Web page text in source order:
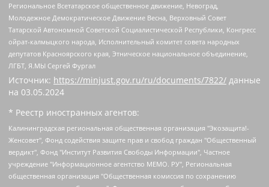
Региональное Всетатарское общественное движение, Невоград,
Молодежное Демократическое Движение Весна, Верховный Совет
Татарской Автономной Советской Социалистической Республики, Конгресс
ойрат-калмыцкого народа, Исполнительный комитет совета народных
депутатов Красноярского края, Этническое национальное объединение,
ЛГБТ, Я.МЫ Сергей Фургал
Источник: https://minjust.gov.ru/ru/documents/7822/ данные
на 03.05.2024
* Реестр иностранных агентов:
Калининградская региональная общественная организация "Экозащита!-Женсовет", Фонд содействия защите прав и свобод граждан "Общественный вердикт", Фонд "Институт Развития Свободы Информации", Частное учреждение "Информационное агентство МЕМО. РУ", Региональная общественная организация "Общественная комиссия по сохранению наследия академика Сахарова", Фонд поддержки свободы прессы, Санкт-Петербургская общественная правозащитная организация "Гражданский контроль", Межрегиональная общественная организация "Информационно-просветительский центр "Мемориал", Региональный Фонд "Центр Защиты Прав Средств Массовой Информации", с 05.12.2023 Фонд "Центр Защиты Прав Средств массовой информации", Региональная общественная благотворительная организация помощи беженцам и мигрантам "Гражданское содействие", Негосударственное образовательное учреждение дополнительного профессионального образования (повышение квалификации) специалистов "АКАДЕМИЯ ПО ПРАВАМ ЧЕЛОВЕКА", Свердловская региональная общественная организация "Сутяжник", Автономная некоммерческая организация "Центр независимых социологических исследований", Союз общественных объединений "Российский исследовательский центр по правам человека", Региональное общественное учреждение научно-информационный центр "МЕМОРИАЛ", Некоммерческая организация "Фонд защиты гласности", Автономная некоммерческая организация "Институт прав человека", Городская общественная организация "Екатеринбургское общество "МЕМОРИАЛ", Городская общественная организация "Рязанское историко-просветительское и правозащитное общество "Мемориал" (Рязанский Мемориал), Челябинский региональный орган общественной самодеятельности – женское общественное объединение "Женщины Евразии", Челябинский региональный орган общественной самодеятельности "Уральская правозащитная группа", Фонд содействия защите здоровья и социальной справедливости имени Андрея Рылькова, Автономная Некоммерческая Организация "Аналитический Центр Юрия Левады", Автономная некоммерческая организация социальной поддержки населения "Проект Апрель", Региональная общественная организация помощи женщинам и детям, находящимся в кризисной ситуации "Информационно-методический центр "Анна", Фонд содействия развитию массовых коммуникаций и правовому просвещению "Так-так-Так", Фонд содействия устойчивому развитию "Серебряная тайга", Свердловский региональный общественный фонд социальных проектов "Новое время", "Idel.Реалии", Кавказ.Реалии, Крым.Реалии, Телеканал Настоящее Время, Татаро-башкирская служба Радио Свобода (Azatliq Radiosi), Радио Свободная Европа/Радио Свобода (PCE/PC), "Сибирь.Реалии", "Фактограф", Благотворительный фонд помощи осужденным и их семьям, Автономная некоммерческая организация "Институт глобализации и социальных движений", Фонд "В защиту прав заключенных", Частное учреждение "Центр поддержки и содействия развитию средств массовой информации", Пензенский региональный общественный благотворительный фонд "Гражданский союз", "Север.Реалии", Некоммерческая организация Фонд "Правовая инициатива", Общество с ограниченной ответственностью "Радио Свободная Европа/Радио Свобода", Чешское информационное агентство "MEDIUM-ORIENT", Красноярская региональная общественная организация "Мы против СПИДа", Камалягин Денис Николаевич, Маркелов Сергей Евгеньевич, Пономарев Лев Александрович, Савицкая Людмила Алексеевна, Автономная некоммерческая организация "Центр по работе с проблемой насилия "НАСИЛИЮ.НЕТ", Межрегиональный профессиональный союз работников здравоохранения "Альянс врачей", Юридическое лицо, зарегистрированное в Латвийской Республике, SIA "Medusa Project" (регистрационный номер 40103797863, дата регистрации 10.06.2014), Некоммерческая организация "Фонд по борьбе с коррупцией", Автономная некоммерческая организация "Институт права и публичной политики", Баданин Роман Сергеевич, Гликин Максим Александрович, Железнова Мария Михайловна, Лукьянова Юлия Сергеевна, Маетная Елизавета Витальевна, Маняхин Петр Борисович, Чуракова Ольга Владимировна, Ярош Юлия Петровна, Юридическое лицо "The Insider SIA", зарегистрированное в Риге, Латвийская Республика (дата регистрации 26.06.2015), являющееся администратором доменного имени интернет-издания "The Insider SIA", https://theins.ru, Постернак Алексей Евгеньевич, Рубин Михаил Аркадьевич, Анин Роман Александрович, Юридическое лицо Istories fonds, зарегистрированное в Латвийской Республике (регистрационный номер 50008295751, дата регистрации 24.02.2020), Великовский Дмитрий Александрович, Долинина Ирина Николаевна, Мароховская Алеся Алексеевна, Шлейнов Роман Юрьевич, Шмагун Олеся Валентиновна, Общество с ограниченной ответственностью "Альтаир 2021", Общество с ограниченной ответственностью "Вега 2021", Общество с ограниченной ответственностью "Главный редактор 2021", Общество с ограниченной ответственностью "Ромашки монолит", Важенков Артем Валерьевич, Ивановская областная общественная организация "Центр гендерных исследований", Гурман Юрий Альбертович, Медиапроект "ОВД-Инфо", Егоров Владимир Владимирович, Жилинский Владимир Александрович, Общество с ограниченной ответственностью "ЗП", Иванова София Юрьевна, Карезина Инна Павловна, Кильтау Екатерина Викторовна, Петров Алексей Викторович, Пискунов Сергей Евгеньевич, Смирнов Сергей Сергеевич, Тихонов Михаил Сергеевич, Общество с ограниченной ответственностью "ЖУРНАЛИСТ-ИНОСТРАННЫЙ АГЕНТ", Арапова Галина Юрьевна, Вольтская Татьяна Анатольевна, Американская компания "Mason G.E.S. Anonymous Foundation" (США), являющаяся владельцем интернет-издания https://mnews.world/, Компания "Stichting Bellingcat", зарегистрированная в Нидерландах (дата регистрации 11.07.2018), Захаров Андрей Вячеславович, Клепиковская Екатерина Дмитриевна, Общество с ограниченной ответственностью "МЕМО", Перл Роман Александрович, Симонов Евгений Алексеевич, Соловьева Елена Анатольевна, Сотников Даниил Владимирович, Сурначева Елизавета Дмитриевна, Автономная некоммерческая организация по защите прав человека и информированию населения "Якутия – Наше Мнение", Общество с ограниченной ответственностью "Москоу диджитал медиа", с 26.01.2023 Общество с ограниченной ответственностью "Чайка Белые сады", Ветошкина Валерия Валерьевна, Заговора Максим Александрович, Межрегиональное общественное движение "Российская ЛГБТ - сеть", Оленичев Максим Владимирович, Павлов Иван Юрьевич, Скворцова Елена Сергеевна, Общество с ограниченной ответственностью "Как бы инагент", Кочетков Игорь Викторович, Общество с ограниченной ответственностью "Честные выборы", Еланчик Олег Александрович, Общество с ограниченной ответственностью "Нобелевский призыв", Гималова Регина Эмилевна, Григорьев Андрей Валерьевич, Григорьева Алина Александровна, Ассоциация по содействию защите прав призывников, альтернативнослужащих и военнослужащих "Правозащитная группа "Гражданин.Армия.Право", Хисамова Регина Фаритовна, Автономная некоммерческая организация по реализации социально-правовых программ "Лилит", Дальневосточное общественное движение "Маяк", Санкт-Петербургская ЛГБТ-инициативная группа "Выход", Инициативная группа ЛГБТ+ "Реверс", Алексеев Андрей Викторович, Бекбулатова Таисия Львовна, Беляев Иван Михайлович, Владыкина Елена Сергеевна, Гельман Марат Александрович, Никульшина Вероника Юрьевна, Толоконникова Надежда Андреевна, Шендерович Виктор Анатольевич, Общество с ограниченной ответственностью "Данное сообщение", Общество с ограниченной ответственностью Издательский дом "Новая глава", Айнбиндер Александра Александровна, Московский комьюнити-центр для ЛГБТ+инициатив, Благотворительный фонд развития филантропии, Deutsche Welle (Германия, Kurt-Schumacher-Strasse 3, 53113 Bonn), Борзунова Мария Михайловна, Воробьев Виктор Викторович, Голубева Анна Львовна, Константинова Алла Михайловна, Малкова Ирина Владимировна, Мурадов Мурад Абдулгалимович, Осетинская Елизавета Николаевна, Понасенков Евгений Николаевич, Ганапольский Матвей Юрьевич, Киселев Евгений Алексеевич, Борухович Ирина Григорьевна, Дремин Иван Тимофеевич, Дубровский Дмитрий Викторович, Красноярская региональная общественная организация поддержки и развития альтернативных образовательных технологий и межкультурных коммуникаций "ИНТЕРРА", Маяковская Екатерина Алексеевна, Фейгин Марк Захарович, Филимонов Андрей Викторович, Дзугкоева Регина Николаевна, Доброхотов Роман Александрович, Дудь Юрий Александрович, Елкин Сергей Владимирович, Кругликов Кирилл Игоревич, Сабунаева Мария Леонидовна, Семенов Алексей Владимирович, Шаинян Карен Багратович, Шульман Екатерина Михайловна, Асафьев Артур Валерьевич, Вахштайн Виктор Семенович, Венедиктов Алексей Алексеевич, Лушникова Екатерина Евгеньевна, Волков Леонид Михайлович, Невзоров Александр Глебович, Пархоменко Сергей Борисович, Сироткин Ярослав Николаевич, Кара-Мурза Владимир Владимирович, Баранова Наталья Владимировна, Гозман Леонид Яковлевич, Кагарлицкий Борис Юльевич, Климарев Михаил Валерьевич, Милов Владимир Станиславович, Автономная некоммерческая организация Краснодарский центр современного искусства "Типография", Моргенштерн Алишер Тагирович, Соболь Любовь Эдуардовна, Общество с ограниченной ответственностью "ЛИЗА НОРМ", Каспаров Гарри Кимович, Ходорковский Михаил Борисович, Общество с ограниченной ответственностью "Апрельские тезисы", Данилович Ирина Брониславовна, Кашин Олег Владимирович, Петров Николай Владимирович, Пивоваров Алексей Владимирович, Соколов Михаил Владимирович, Цветкова Юлия Владимировна, Чичваркин Евгений Александрович, Комитет против пыток/Команда против пыток, Общество с ограниченной ответственностью "Первый научный", Общество с ограниченной ответственностью "Вертолет и ко", Белоцерковская Вероника Борисовна, Кац Максим Евгеньевич, Лазарева Татьяна Юрьевна, Шаведдинов Руслан Табризович, Яшин Илья Валерьевич, Общество с ограниченной ответственностью "Иноагент ААВ", Алешковский Дмитрий Петрович, Альбац Евгения Марковна, Быков Дмитрий Львович, Галямина Юлия Евгеньевна, Лойко Сергей Леонидович, Мартынов Кирилл Константинович, Медведев Сергей Александрович, Крашенинников Федор Геннадиевич, Гордеева Катерина Вл